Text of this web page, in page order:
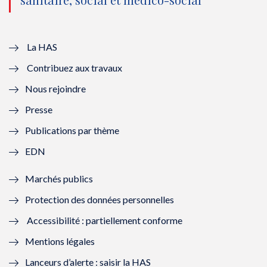
u
l
l
f
n
ê
t
r
o
e
e
n
ê
u
ê
t
o
ê
La HAS
Contribuez aux travaux
Nous rejoindre
Presse
Publications par thème
EDN
Marchés publics
Protection des données personnelles
Accessibilité : partiellement conforme
Mentions légales
Lanceurs d’alerte : saisir la HAS